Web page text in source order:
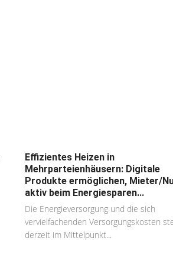
Effizientes Heizen in
Mehrparteienhäusern: Digitale
Produkte ermöglichen, Mieter/
aktiv beim Energiesparen...
Die Energieversorgung und die sich
vervielfachenden Versorgungskosten
derzeit im Mittelpunkt...